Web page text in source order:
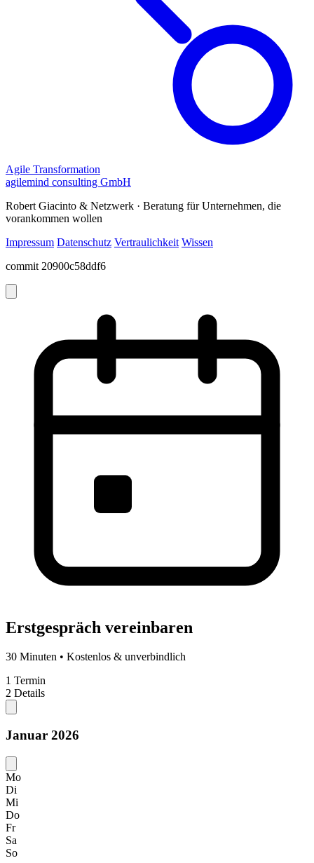
Agile Transformation
agilemind consulting GmbH
Robert Giacinto & Netzwerk · Beratung für Unternehmen, die
vorankommen wollen
Impressum Datenschutz Vertraulichkeit Wissen
commit 20900c58ddf6
Erstgespräch vereinbaren
30 Minuten • Kostenlos & unverbindlich
1 Termin
2 Details
Januar 2026
Mo
Di
Mi
Do
Fr
Sa
So